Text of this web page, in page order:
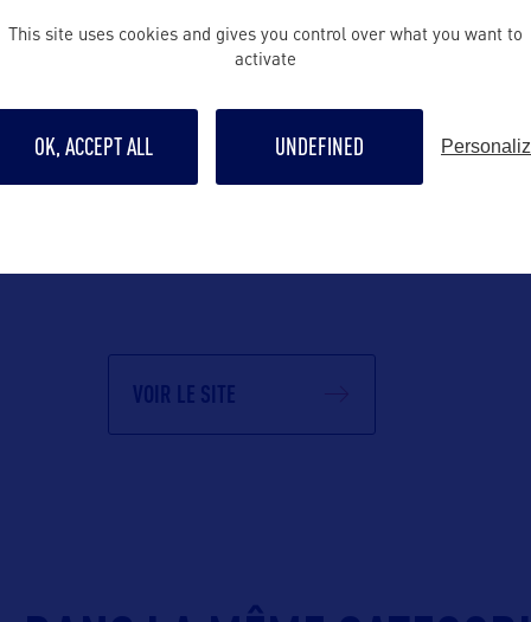
VOIR LE SITE
This site uses cookies and gives you control over what you want to
activate
OK, ACCEPT ALL UNDEFINED